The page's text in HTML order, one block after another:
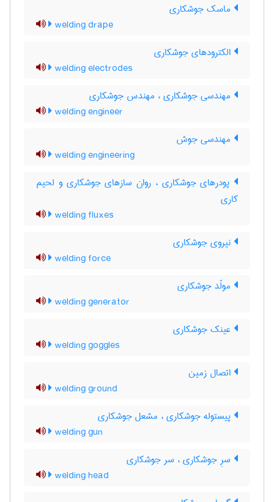
ماسک جوشکاری
welding drape
الکترودهای جوشکاری
welding electrodes
مهندسی جوشکاری ، مهندس جوشکاری
welding engineer
مهندسی جوش
welding engineering
پودرهای جوشکاری ، روان سازهای جوشکاری و لحیم
کاری
welding fluxes
نیروی جوشکاری
welding force
مولّد جوشکاری
welding generator
عینک جوشکاری
welding goggles
اتصال زمین
welding ground
پیستوله جوشکاری ، مشعل جوشکاری
welding gun
سرِ جوشکاری ، سر جوشکاری
welding head